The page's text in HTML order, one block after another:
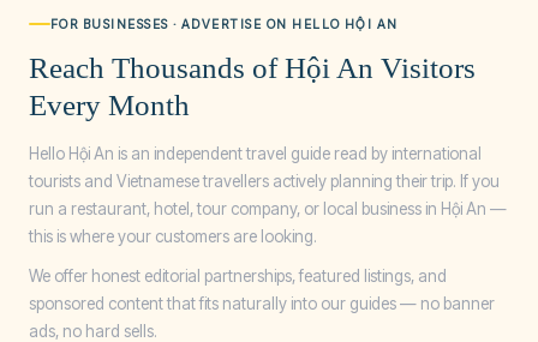
FOR BUSINESSES · ADVERTISE ON HELLO HỘI AN
Reach Thousands of Hội An Visitors
Every Month
Hello Hội An is an independent travel guide read by international
tourists and Vietnamese travellers actively planning their trip. If you
run a restaurant, hotel, tour company, or local business in Hội An —
this is where your customers are looking.
We offer honest editorial partnerships, featured listings, and
sponsored content that fits naturally into our guides — no banner
ads, no hard sells.